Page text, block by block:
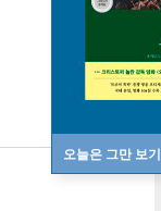
오늘은 그만 보기